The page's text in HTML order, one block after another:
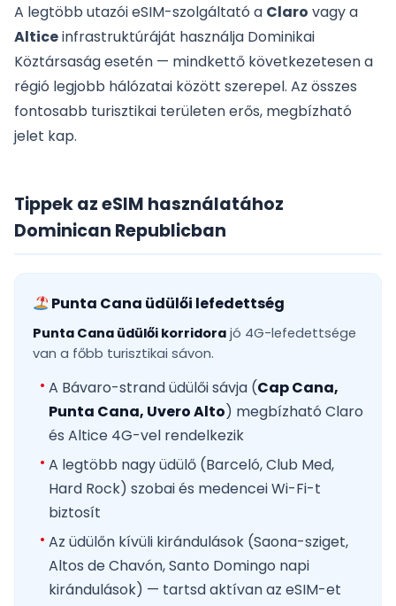
A legtöbb utazói eSIM-szolgáltató a Claro vagy a
Alticeinfrastruktúráját használja Dominikai
Köztársaság esetén — mindkettő következetesen a
régió legjobb hálózatai között szerepel. Az összes
fontosabb turisztikai területen erős, megbízható
jelet kap.
Tippek az eSIM használatához
Dominican Republicban
Punta Cana üdülői lefedettség
Punta Cana üdülői korridora jó 4G-lefedettsége
van a főbb turisztikai sávon.
A Bávaro-strand üdülői sávja (Cap Cana,
Punta Cana, Uvero Alto) megbízható Claro
és Altice 4G-vel rendelkezik
A legtöbb nagy üdülő (Barceló, Club Med,
Hard Rock) szobai és medencei Wi-Fi-t
biztosít
Az üdülőn kívüli kirándulások (Saona-sziget,
Altos de Chavón, Santo Domingo napi
kirándulások) — tartsd aktívan az eSIM-et